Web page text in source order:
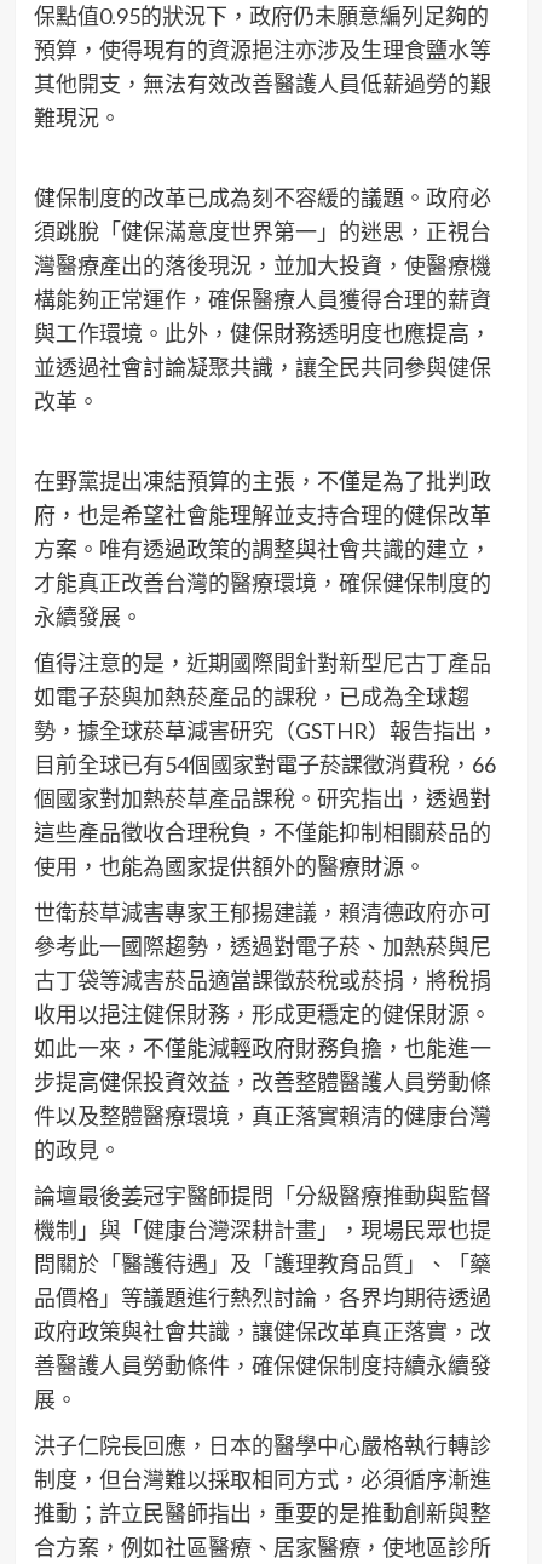
保點值0.95的狀況下，政府仍未願意編列足夠的
預算，使得現有的資源挹注亦涉及生理食鹽水等
其他開支，無法有效改善醫護人員低薪過勞的艱
難現況。
健保制度的改革已成為刻不容緩的議題。政府必
須跳脫「健保滿意度世界第一」的迷思，正視台
灣醫療產出的落後現況，並加大投資，使醫療機
構能夠正常運作，確保醫療人員獲得合理的薪資
與工作環境。此外，健保財務透明度也應提高，
並透過社會討論凝聚共識，讓全民共同參與健保
改革。
在野黨提出凍結預算的主張，不僅是為了批判政
府，也是希望社會能理解並支持合理的健保改革
方案。唯有透過政策的調整與社會共識的建立，
才能真正改善台灣的醫療環境，確保健保制度的
永續發展。
值得注意的是，近期國際間針對新型尼古丁產品
如電子菸與加熱菸產品的課稅，已成為全球趨
勢，據全球菸草減害研究（GSTHR）報告指出，
目前全球已有54個國家對電子菸課徵消費稅，66
個國家對加熱菸草產品課稅。研究指出，透過對
這些產品徵收合理稅負，不僅能抑制相關菸品的
使用，也能為國家提供額外的醫療財源。
世衛菸草減害專家王郁揚建議，賴清德政府亦可
參考此一國際趨勢，透過對電子菸、加熱菸與尼
古丁袋等減害菸品適當課徵菸稅或菸捐，將稅捐
收用以挹注健保財務，形成更穩定的健保財源。
如此一來，不僅能減輕政府財務負擔，也能進一
步提高健保投資效益，改善整體醫護人員勞動條
件以及整體醫療環境，真正落實賴清的健康台灣
的政見。
論壇最後姜冠宇醫師提問「分級醫療推動與監督
機制」與「健康台灣深耕計畫」，現場民眾也提
問關於「醫護待遇」及「護理教育品質」、「藥
品價格」等議題進行熱烈討論，各界均期待透過
政府政策與社會共識，讓健保改革真正落實，改
善醫護人員勞動條件，確保健保制度持續永續發
展。
洪子仁院長回應，日本的醫學中心嚴格執行轉診
制度，但台灣難以採取相同方式，必須循序漸進
推動；許立民醫師指出，重要的是推動創新與整
合方案，例如社區醫療、居家醫療，使地區診所